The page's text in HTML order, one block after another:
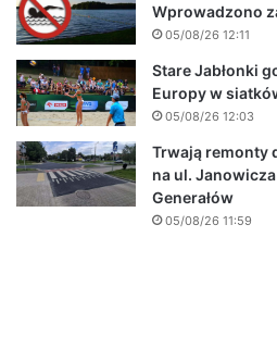
Wprowadzono
05/08/26 12:11
Stare Jabłonki
Europy w
05/08/26 12:03
Trwają remonty
na ul.
Generałów
05/08/26 11:59